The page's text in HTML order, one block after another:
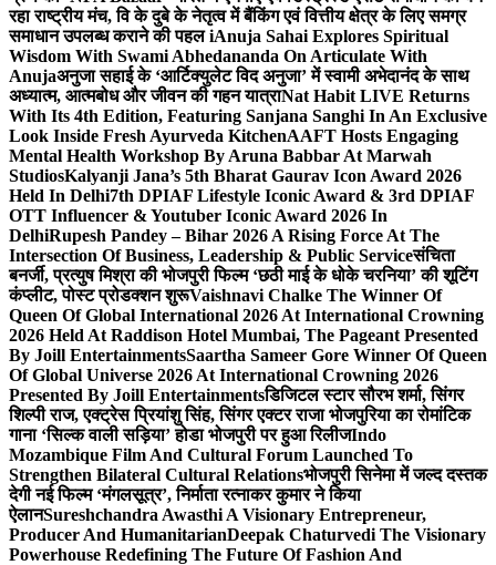
रहा राष्ट्रीय मंच, वि के दुबे के नेतृत्व में बैंकिंग एवं वित्तीय क्षेत्र के लिए समग्र
समाधान उपलब्ध कराने की पहल iAnuja Sahai Explores Spiritual
Wisdom With Swami Abhedananda On Articulate With
Anujaअनुजा सहाई के ‘आर्टिक्युलेट विद अनुजा’ में स्वामी अभेदानंद के साथ
अध्यात्म, आत्मबोध और जीवन की गहन यात्राNat Habit LIVE Returns
With Its 4th Edition, Featuring Sanjana Sanghi In An Exclusive
Look Inside Fresh Ayurveda KitchenAAFT Hosts Engaging
Mental Health Workshop By Aruna Babbar At Marwah
StudiosKalyanji Jana’s 5th Bharat Gaurav Icon Award 2026
Held In Delhi7th DPIAF Lifestyle Iconic Award & 3rd DPIAF
OTT Influencer & Youtuber Iconic Award 2026 In
DelhiRupesh Pandey – Bihar 2026 A Rising Force At The
Intersection Of Business, Leadership & Public Serviceसंचिता
बनर्जी, प्रत्युष मिश्रा की भोजपुरी फिल्म ‘छठी माई के धोके चरनिया’ की शूटिंग
कंप्लीट, पोस्ट प्रोडक्शन शुरूVaishnavi Chalke The Winner Of
Queen Of Global International 2026 At International Crowning
2026 Held At Raddison Hotel Mumbai, The Pageant Presented
By Joill EntertainmentsSaartha Sameer Gore Winner Of Queen
Of Global Universe 2026 At International Crowning 2026
Presented By Joill Entertainmentsडिजिटल स्टार सौरभ शर्मा, सिंगर
शिल्पी राज, एक्ट्रेस प्रियांशु सिंह, सिंगर एक्टर राजा भोजपुरिया का रोमांटिक
गाना ‘सिल्क वाली सड़िया’ होडा भोजपुरी पर हुआ रिलीजIndo
Mozambique Film And Cultural Forum Launched To
Strengthen Bilateral Cultural Relationsभोजपुरी सिनेमा में जल्द दस्तक
देगी नई फिल्म ‘मंगलसूत्र’, निर्माता रत्नाकर कुमार ने किया
ऐलानSureshchandra Awasthi A Visionary Entrepreneur,
Producer And HumanitarianDeepak Chaturvedi The Visionary
Powerhouse Redefining The Future Of Fashion And